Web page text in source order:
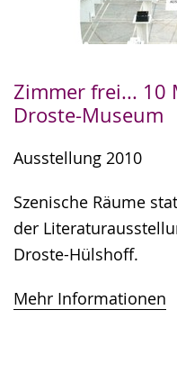
Zimmer frei... 10
Droste-Museum
Ausstellung 2010
Szenische Räume
der
Droste-Hülshoff.
Mehr Informationen